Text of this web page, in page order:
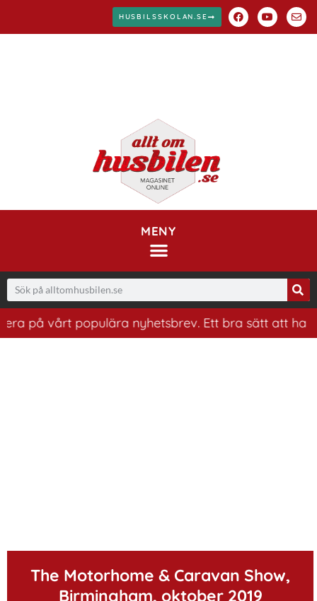
HUSBILSSKOLAN.SE
MENY
vårt populära nyhetsbrev. Ett bra sätt att ha koll
The Motorhome & Caravan Show,
Birmingham, oktober 2019